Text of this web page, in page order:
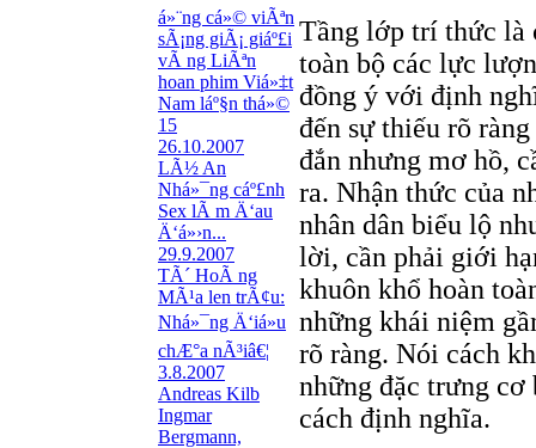
á»¨ng cá»© viÃªn
sÃ¡ng giÃ¡ giáº£i
vÃ ng LiÃªn
hoan phim Viá»‡t
Nam láº§n thá»©
15
26.10.2007
LÃ½ An
Nhá»¯ng cáº£nh
Sex lÃ m Ä‘au
Ä‘á»›n...
29.9.2007
TÃ´ HoÃ ng
MÃ¹a len trÃ¢u:
Nhá»¯ng Ä‘iá»u
chÆ°a nÃ³iâ€¦
3.8.2007
Andreas Kilb
Ingmar
Bergmann,
Tầng lớp trí thức là
toàn bộ các lực
đồng ý với định
đến sự thiếu rõ
đắn nhưng mơ hồ,
ra. Nhận thức của
nhân dân biểu lộ
lời, cần phải giới
khuôn khổ hoàn
những khái niệm
rõ ràng. Nói cách
những đặc trưng cơ
cách định nghĩa.